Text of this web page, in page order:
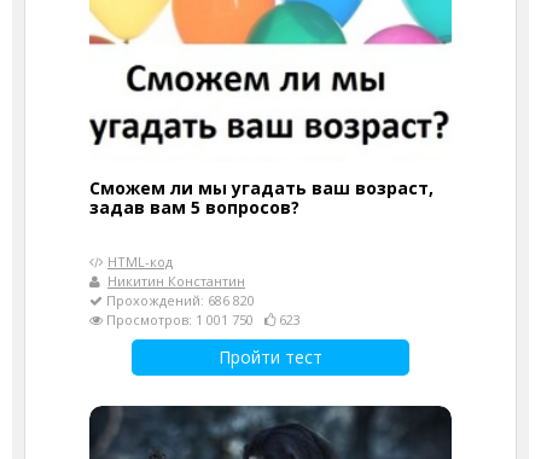
Сможем ли мы угадать ваш возраст,
задав вам 5 вопросов?
HTML-код
Никитин Константин
Прохождений: 686 820
Просмотров: 1 001 750
623
Пройти тест